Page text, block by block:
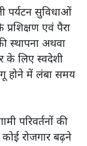
पर्यटन सुविधाओं
एवं पैरा
स्थापना अथवा
के लिए स्वदेशी
होने में लंबा समय
परिवर्तनों की
रोजगार बढ़ने